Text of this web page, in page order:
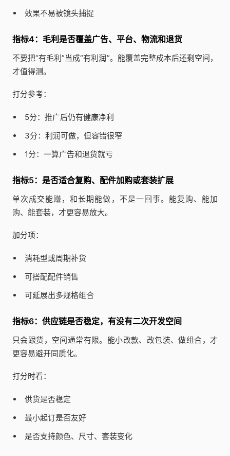
效果不易被镜头捕捉
指标4：毛利是否覆盖广告、平台、物流和退货
不要把“有毛利”当成“有利润”。能覆盖完整成本后还剩空间，
才值得测。
打分参考：
5分：推广后仍有健康净利
3分：利润可做，但容错很窄
1分：一算广告和退货就亏
指标5：是否适合复购、配件加购或套装扩展
单次成交能赚，和长期能做，不是一回事。能复购、能加
购、能套装，才更容易放大。
加分项：
消耗型或周期补货
可搭配配件销售
可延展出多规格组合
指标6：供应链是否稳定，有没有二次开发空间
只会跟货，空间通常有限。能小改款、改包装、做组合，才
更容易避开同质化。
打分时看：
供货是否稳定
最小起订是否友好
是否支持颜色、尺寸、套装变化